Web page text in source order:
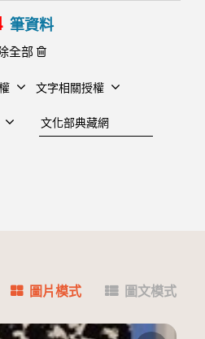
筆資料
全部
文字相關授權
建檔單位
圖片模式 圖文模式